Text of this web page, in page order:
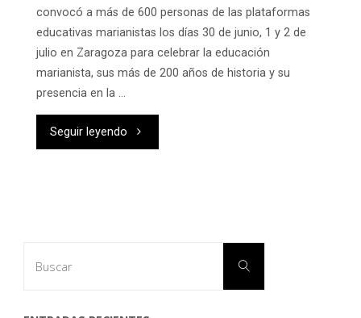
convocó a más de 600 personas de las plataformas
educativas marianistas los días 30 de junio, 1 y 2 de
julio en Zaragoza para celebrar la educación
marianista, sus más de 200 años de historia y su
presencia en la …
Seguir leyendo "Un
Buscar